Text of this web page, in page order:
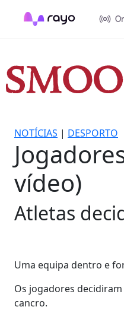
NOTÍCIAS | DESPORTO
vídeo)
Atletas
Uma equipa dentro e
Os jogadores
cancro.